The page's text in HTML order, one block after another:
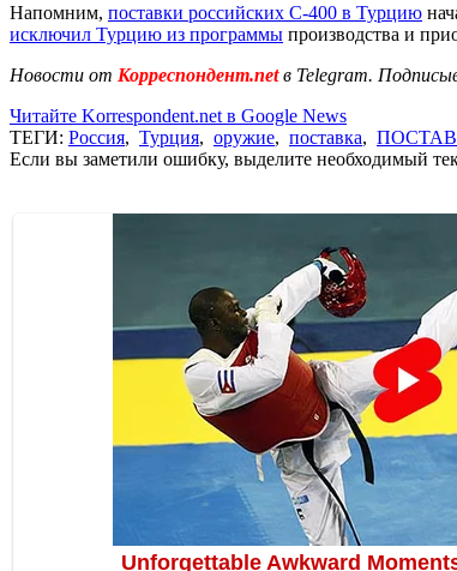
Напомним, поставки российских С-400 в Турцию
исключил Турцию из программы производства и
Новости от Корреспондент.netв Telegram.
Читайте Korrespondent.net в Google News
ТЕГИ: Россия, Турция, оружие, поставка,
Если вы заметили ошибку, выделите необходимый